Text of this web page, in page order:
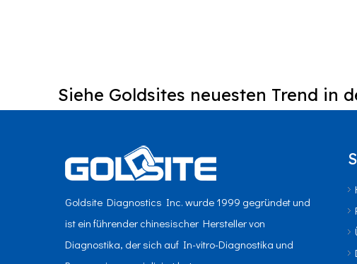
Siehe Goldsites neuesten Trend in
Goldsite Diagnostics Inc. wurde 1999 gegründet und
ist ein führender chinesischer Hersteller von
Diagnostika, der sich auf In-vitro-Diagnostika und